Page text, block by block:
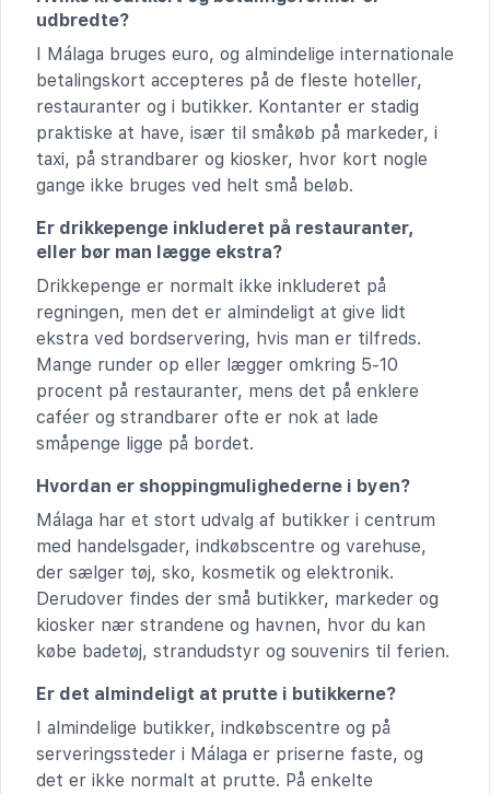
udbredte?
I Málaga bruges euro, og almindelige internationale
betalingskort accepteres på de fleste hoteller,
restauranter og i butikker. Kontanter er stadig
praktiske at have, især til småkøb på markeder, i
taxi, på strandbarer og kiosker, hvor kort nogle
gange ikke bruges ved helt små beløb.
Er drikkepenge inkluderet på restauranter,
eller bør man lægge ekstra?
Drikkepenge er normalt ikke inkluderet på
regningen, men det er almindeligt at give lidt
ekstra ved bordservering, hvis man er tilfreds.
Mange runder op eller lægger omkring 5-10
procent på restauranter, mens det på enklere
caféer og strandbarer ofte er nok at lade
småpenge ligge på bordet.
Hvordan er shoppingmulighederne i byen?
Málaga har et stort udvalg af butikker i centrum
med handelsgader, indkøbscentre og varehuse,
der sælger tøj, sko, kosmetik og elektronik.
Derudover findes der små butikker, markeder og
kiosker nær strandene og havnen, hvor du kan
købe badetøj, strandudstyr og souvenirs til ferien.
Er det almindeligt at prutte i butikkerne?
I almindelige butikker, indkøbscentre og på
serveringssteder i Málaga er priserne faste, og
det er ikke normalt at prutte. På enkelte